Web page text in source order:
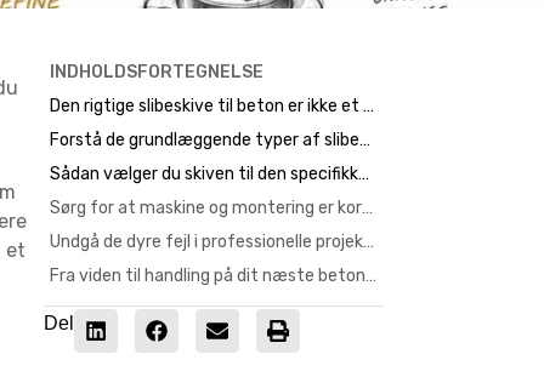
et
INDHOLDSFORTEGNELSE
Den rigtige slibeskive til beton er ikke et tilfælde
Forstå de grundlæggende typer af slibeskiver
Sådan vælger du skiven til den specifikke opgave
Sørg for at maskine og montering er korrekt
Undgå de dyre fejl i professionelle projekter
Fra viden til handling på dit næste betonprojekt
Del